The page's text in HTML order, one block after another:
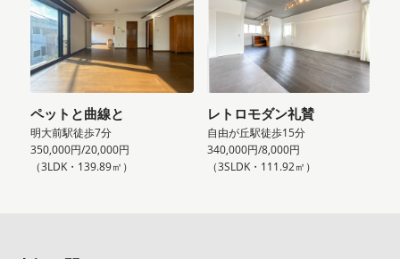
ペットと曲線と
明大前駅徒歩7分
350,000円/20,000円
（3LDK・139.89㎡）
レトロモダン礼賛
自由が丘駅徒歩15分
340,000円/8,000円
（3SLDK・111.92㎡）